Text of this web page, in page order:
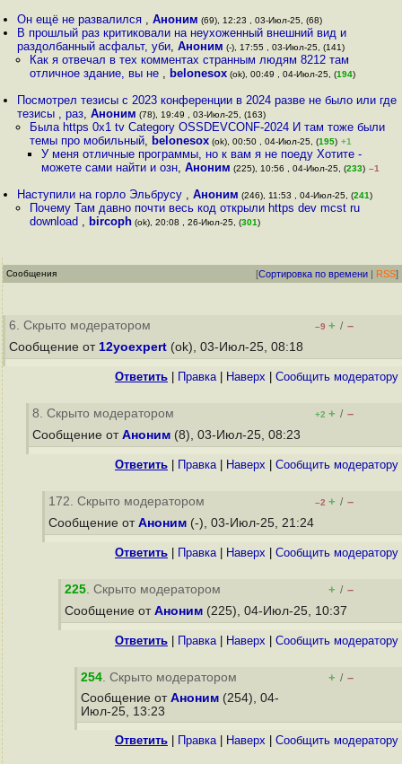
Он ещё не развалился ,Аноним (69), 12:23 , 03-Июл-25, (68)
В прошлый раз критиковали на неухоженный внешний вид и
раздолбанный асфальт, уби,Аноним (-), 17:55 , 03-Июл-25, (141)
Как я отвечал в тех комментах странным людям 8212 там
отличное здание, вы не , belonesox(ok), 00:49 , 04-Июл-25, (194)
Посмотрел тезисы с 2023 конференции в 2024 разве не было или где
тезисы , раз,Аноним (78), 19:49 , 03-Июл-25, (163)
Была https 0x1 tv Category OSSDEVCONF-2024 И там тоже были
темы про мобильный, belonesox(ok), 00:50 , 04-Июл-25, (195) +1
У меня отличные программы, но к вам я не поеду Хотите -
можете сами найти и озн, Аноним (225), 10:56 , 04-Июл-25, (233) –1
Наступили на горло Эльбрусу ,Аноним (246), 11:53 , 04-Июл-25, (241)
Почему Там давно почти весь код открыли https dev mcst ru
download , bircoph(ok), 20:08 , 26-Июл-25, (301)
Сообщения [Сортировка по времени | RSS]
6. Скрыто модератором –9 + / –
Сообщение от 12yoexpert (ok), 03-Июл-25, 08:18
Ответить Правка| Наверх Cообщить модератору
8. Скрыто модератором +2 + / –
Сообщение от Аноним (8), 03-Июл-25, 08:23
Ответить Правка| Наверх Cообщить модератору
172. Скрыто модератором –2 + / –
Сообщение от Аноним (-), 03-Июл-25, 21:24
Ответить Правка| Наверх Cообщить модератору
225. Скрыто модератором + / –
Сообщение от Аноним (225), 04-Июл-25, 10:37
Ответить Правка| Наверх Cообщить модератору
254. Скрыто модератором + / –
Сообщение от Аноним (254), 04-
Июл-25, 13:23
Ответить Правка| Наверх Cообщить модератору